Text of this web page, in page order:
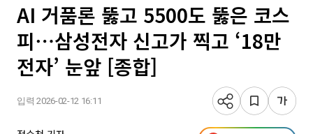
AI 거품론 뚫고 5500도 뚫은 코스
피⋯삼성전자 신고가 찍고 ‘18만
전자’ 눈앞 [종합]
입력 2026-02-12 16:11